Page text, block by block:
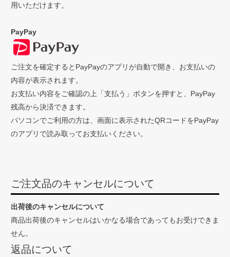
用いただけます。
PayPay
ご注文を確定するとPayPayのアプリが自動で開き、お支払いの
内容が表示されます。
お支払い内容をご確認の上「支払う」ボタンを押すと、PayPay
残高から決済できます。
パソコンでご利用の方は、画面に表示されたQRコードをPayPay
のアプリで読み取ってお支払いください。
ご注文品のキャンセルについて
出荷後のキャンセルについて
商品出荷後のキャンセルはいかなる場合であってもお受けできま
せん。
返品について